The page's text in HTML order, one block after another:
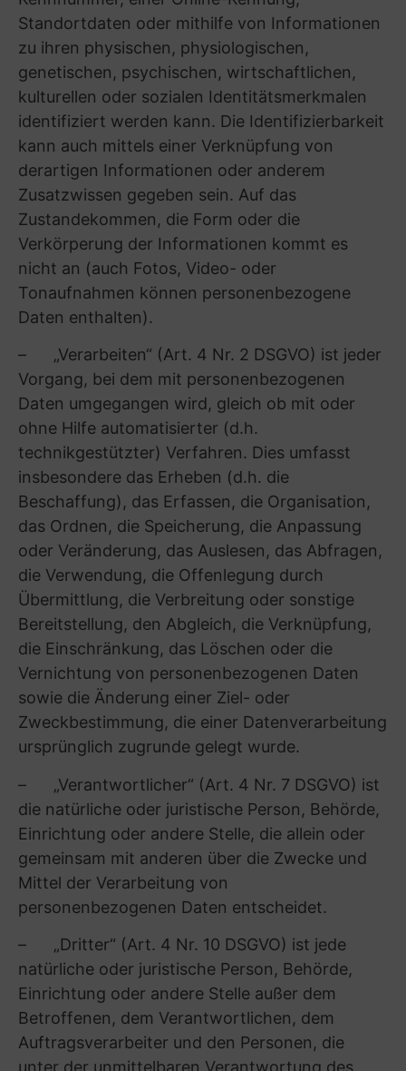
die Rechtsgrundlage für die Speicherung
entfällt. Eine Speicherung Ihrer Daten erfolgt
grundsätzlich nur auf unseren Servern in
Deutschland, vorbehaltlich einer ggf.
erfolgenden Weitergabe nach den Regelungen
in A.(7) und A.(8).
Eine Speicherung kann jedoch über die
angegebene Zeit hinaus im Falle einer
(drohenden) Rechtsstreitigkeit mit Ihnen oder
eines sonstigen rechtlichen Verfahrens erfolgen
oder wenn die Speicherung durch gesetzliche
Vorschriften, denen wir als Verantwortlicher
unterliegen (z.B. § 257 HGB, § 147 AO),
vorgesehen ist. Wenn die durch die
gesetzlichen Vorschriften vorgeschriebene
Speicherfrist abläuft, erfolgt eine Sperrung oder
Löschung der personenbezogenen Daten, es
sei denn, dass eine weitere Speicherung durch
uns erforderlich ist und dafür eine
(6) Datensicherheit
Wir bedienen uns geeigneter technischer und
organisatorischer Sicherheitsmaßnahmen, um
Ihre Daten gegen zufällige oder vorsätzliche
Manipulationen, teilweisen oder vollständigen
Verlust, Zerstörung oder gegen den unbefugten
Zugriff Dritter zu schützen (z.B. TLS-
Verschlüsselung für unsere Webseite) unter
Berücksichtigung des Stands der Technik, der
Implementierungskosten und der Natur, des
Umfangs, des Kontextes und des Zwecks der
Verarbeitung sowie der bestehenden Risiken
einer Datenpanne (inklusive von deren
Wahrscheinlichkeit und Auswirkungen) für den
Betroffenen. Unsere Sicherheitsmaßnahmen
werden entsprechend der technologischen
Entwicklung fortlaufend verbessert.
Nähere Informationen hierzu erteilen wir Ihnen
auf Anfrage gerne. Wenden Sie sich hierzu bitte
an unseren Datenschutz-Beauftragten (siehe
unter A.(3)).